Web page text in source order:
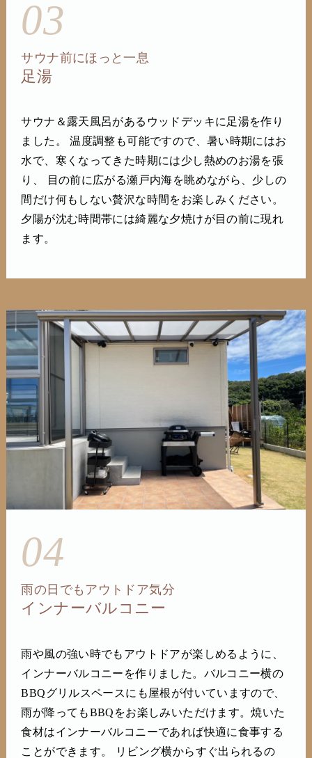
03
サウナ前にほっと一息
足湯
サウナ＆露天風呂があるウッドデッキに足湯を作り
ました。 温度調整も可能ですので、暑い時期にはお
水で、寒くなってきた時期には少し熱めのお湯を張
り、 目の前に広がる瀬戸内海を眺めながら、少しの
間だけ何もしない贅沢な時間をお楽しみください。
夕陽が沈む時間帯には綺麗な夕焼けが目の前に現れ
ます。
04
雨の日でもアウトドア気分
インナーバルコニー
雨や風の強い時でもアウトドアが楽しめるように、
インナーバルコニーを作りました。バルコニー横の
BBQグリルスペースにも屋根が付いていますので、
雨が降ってもBBQをお楽しみいただけます。焼いた
食材はインナーバルコニーであれば快適に食事する
ことができます。 リビング横からすぐ出られるの